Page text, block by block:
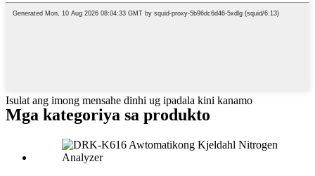
Isulat ang imong mensahe dinhi ug ipadala kini kanamo
Mga kategoriya sa produkto